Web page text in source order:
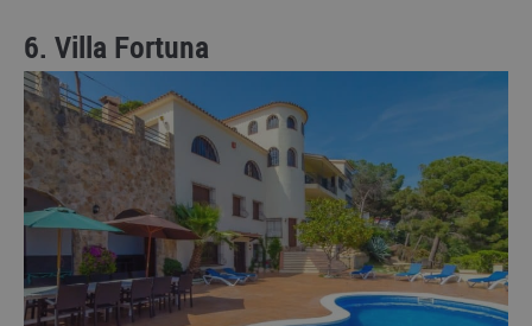
6. Villa Fortuna